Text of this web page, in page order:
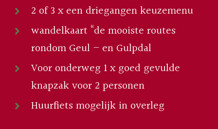
2 of 3 x een driegangen keuzemenu
wandelkaart “de mooiste routes
rondom Geul – en Gulpdal
Voor onderweg 1 x goed gevulde
knapzak voor 2 personen
Huurfiets mogelijk in overleg